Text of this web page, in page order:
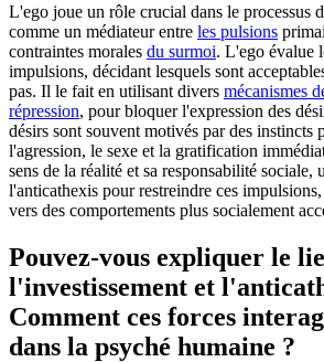
L'ego joue un rôle crucial dans le processus
comme un médiateur entre les pulsions
contraintes morales du surmoi. L'ego évalue
impulsions, décidant lesquels sont
pas. Il le fait en utilisant divers mécanismes
répression, pour bloquer l'expression des
désirs sont souvent motivés par des instincts
l'agression, le sexe et la gratification
sens de la réalité et sa responsabilité sociale,
l'anticathexis pour restreindre ces
vers des comportements plus socialement
Pouvez-vous expliquer le
l'investissement et
Comment ces forces
dans la psyché humaine ?